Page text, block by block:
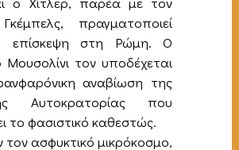
πραγματοποιεί
επίσκεψη στη Ρώμη. Ο
Μουσολίνι τον υποδέχεται
αναβίωση της
Αυτοκρατορίας που
το φασιστικό καθεστώς.
τον ασφυκτικό μικρόκοσμο,